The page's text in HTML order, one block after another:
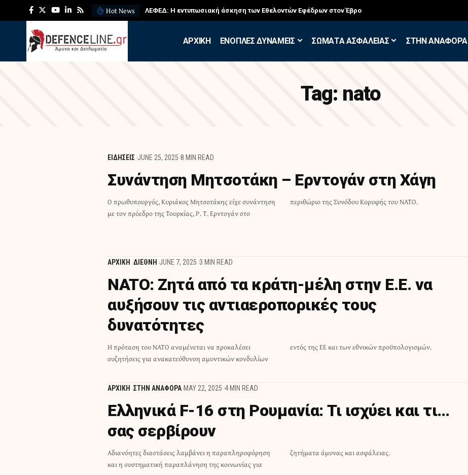
Hot News ΛΕΦΕΔ: Η εντυπωσιακή άσκηση των Εθελοντών Εφέδρων στον Έβρο
APXIKH ΕΝΟΠΛΕΣ ΔΥΝΑΜΕΙΣ ΣΩΜΑΤΑ ΑΣΦΑΛΕΙΑΣ ΣΤΗΝ ΑΝΑΦΟΡΑ
Tag: nato
ΕΙΔΗΣΕΙΣ JUNE 25, 2025 8 MIN READ
Συνάντηση Μητσοτάκη – Ερντογάν στη Χάγη
Ο πρωθυπουργός, Κυριάκος Μητσοτάκης είχε συνάντηση
με τον πρόεδρο της Τουρκίας, Ρ. Τ. Ερντογάν στο
περιθώριο της Συνόδου Κορυφής του ΝΑΤΟ.
ΑΡΧΙΚΗ ΔΙΕΘΝΗ JUNE 7, 2025 3 MIN READ
NATO: Ζητά από τα κράτη-μέλη στην Ε.Ε. να
αυξήσουν τις αντιαεροπορικές τους
δυνατότητες
Η πρόταση του ΝΑΤΟ αναμένεται να προκαλέσει
συζητήσεις για ανακατεύθυνση αμυντικών κονδυλίων
εντός της ΕΕ και των εθνικών προϋπολογισμών.
ΑΡΧΙΚΗ ΣΤΗΝ ΑΝΑΦΟΡΑ MAY 22, 2025 4 MIN READ
Ελληνικά F-16 στη Ρουμανία: Τι ισχύει και τι…
σας σερβίρουν
Αδιανόητες διαστάσεις λαμβάνει η παραπληροφόρηση
και η συστηματική παραπλάνηση της κοινωνίας για
ζητήματα άμυνας και ασφάλειας.